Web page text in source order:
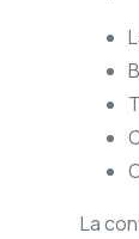
La